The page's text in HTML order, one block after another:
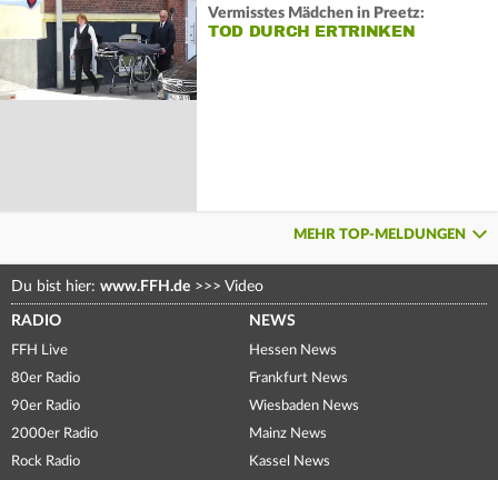
Vermisstes Mädchen in Preetz:
TOD DURCH ERTRINKEN
MEHR TOP-MELDUNGEN
Du bist hier: www.FFH.de >>> Video
RADIO
FFH Live
80er Radio
90er Radio
2000er Radio
Rock Radio
NEWS
Hessen News
Frankfurt News
Wiesbaden News
Mainz News
Kassel News